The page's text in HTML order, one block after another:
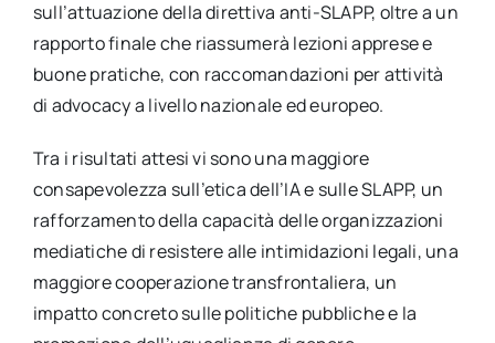
sull’attuazione della direttiva anti-SLAPP, oltre a un
rapporto finale che riassumerà lezioni apprese e
buone pratiche, con raccomandazioni per attività
di advocacy a livello nazionale ed europeo.
Tra i risultati attesi vi sono una maggiore
consapevolezza sull’etica dell’IA e sulle SLAPP, un
rafforzamento della capacità delle organizzazioni
mediatiche di resistere alle intimidazioni legali, una
maggiore cooperazione transfrontaliera, un
impatto concreto sulle politiche pubbliche e la